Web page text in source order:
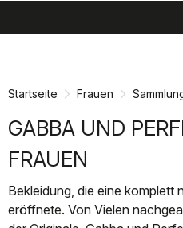
Startseite Frauen
GABBA UND
FRAUEN
Bekleidung, die eine komplett
eröffnete. Von Vielen